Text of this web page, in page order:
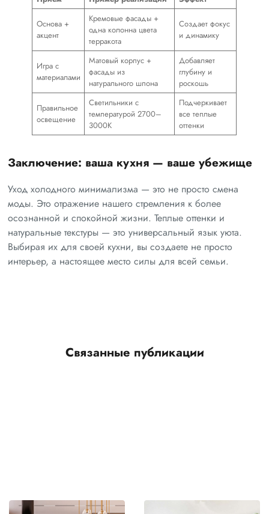
Основа +
акцент
Кремовые фасады +
одна колонна цвета
терракота
Создает фокус
и динамику
Игра с
материалами
Матовый корпус +
фасады из
натурального шпона
Добавляет
глубину и
роскошь
Правильное
освещение
Светильники с
температурой 2700–
3000K
Подчеркивает
все теплые
оттенки
Заключение: ваша кухня — ваше убежище
Уход холодного минимализма — это не просто смена
моды. Это отражение нашего стремления к более
осознанной и спокойной жизни. Теплые оттенки и
натуральные текстуры — это универсальный язык уюта.
Выбирая их для своей кухни, вы создаете не просто
интерьер, а настоящее место силы для всей семьи.
Связанные публикации